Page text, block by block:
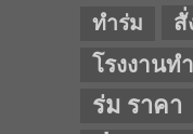
ทำร่ม
สั่
โรงงานท
ร่ม ราคา